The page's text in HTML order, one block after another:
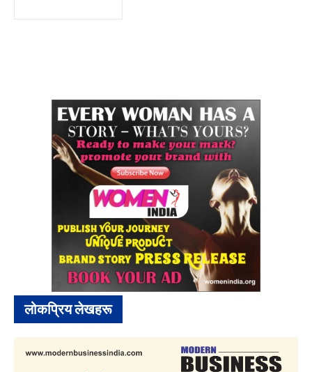
लोकप्रिय लेखहरू